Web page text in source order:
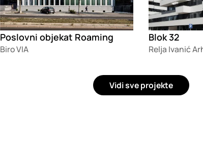
Poslovni objekat Roaming
Biro VIA
Blok 32
Vidi sve projekte